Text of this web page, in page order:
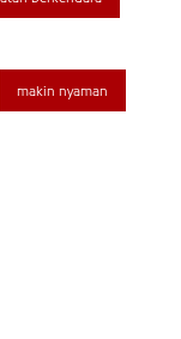
makin nyaman